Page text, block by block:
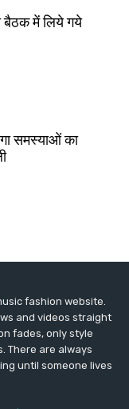
fashion website.
and videos straight
fades, only style
There are always
until someone lives